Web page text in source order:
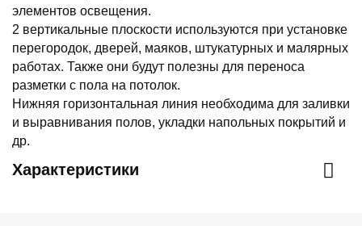
элементов освещения.
2 вертикальные плоскости используются при установке
перегородок, дверей, маяков, штукатурных и малярных
работах. Также они будут полезны для переноса
разметки с пола на потолок.
Нижняя горизонтальная линия необходима для заливки
и выравнивания полов, укладки напольных покрытий и
др.
Характеристики